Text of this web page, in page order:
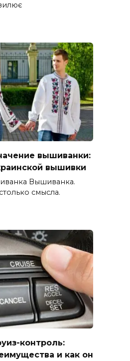
вышиванки:
вышивки
Вышиванка.
смысла.
контроль:
и как он